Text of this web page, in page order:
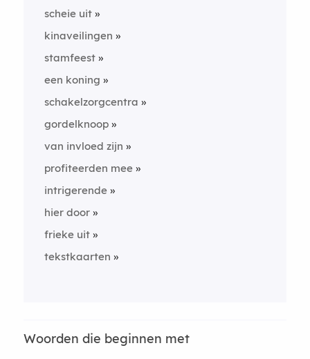
scheie uit
kinaveilingen
stamfeest
een koning
schakelzorgcentra
gordelknoop
van invloed zijn
profiteerden mee
intrigerende
hier door
frieke uit
tekstkaarten
Woorden die beginnen met